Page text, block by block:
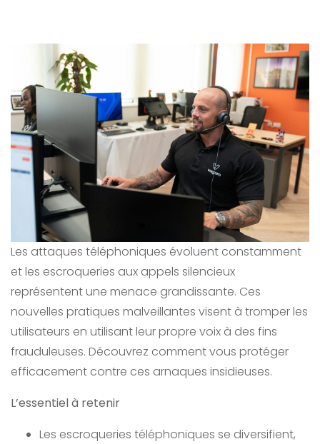
Les attaques téléphoniques évoluent constamment
et les escroqueries aux appels silencieux
représentent une menace grandissante. Ces
nouvelles pratiques malveillantes visent à tromper les
utilisateurs en utilisant leur propre voix à des fins
frauduleuses. Découvrez comment vous protéger
efficacement contre ces arnaques insidieuses.
L’essentiel à retenir
Les escroqueries téléphoniques se diversifient,